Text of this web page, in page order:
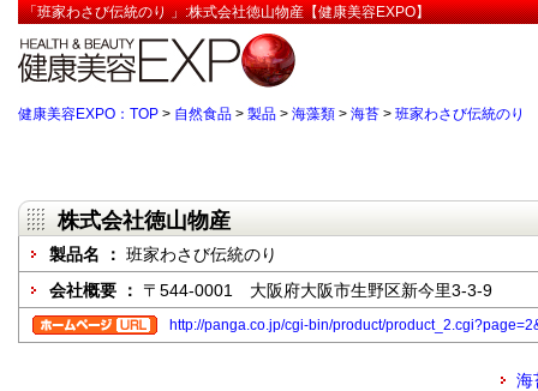
「班家わさび伝統のり 」:株式会社徳山物産【健康美容EXPO】
健康美容EXPO：TOP > 自然食品 > 製品 > 海藻類 > 海苔 > 班家わさび伝統のり
株式会社徳山物産
製品名 ： 班家わさび伝統のり
会社概要 ： 〒544-0001 大阪府大阪市生野区新今里3-3-9
http://panga.co.jp/cgi-bin/product/
海